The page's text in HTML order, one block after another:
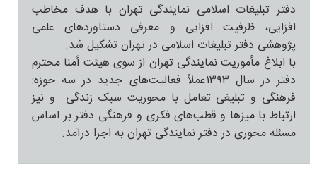
دفتر تبلیغات اسلامی نمایندگی تهران با هدف مخاطب
افزایی، ظرفیت افزایی و معرفی دستاوردهای علمی
پژوهشی دفتر تبلیغات اسلامی در تهران تشکیل شد.
با ابلاغ مأموریت نمایندگی تهران از سوی هیئت أمنا محترم
دفتر در سال ۱۳۹۳عملاً فعالیت‌های جدید در سه حوزه:
فرهنگی و تبلیغی تعامل با محوریت سبک زندگی و نیز
ارتباط با میزها و قطب‌های فکری و فرهنگی دفتر بر اساس
مسئله محوری در دفتر نمایندگی تهران به اجرا درآمد.